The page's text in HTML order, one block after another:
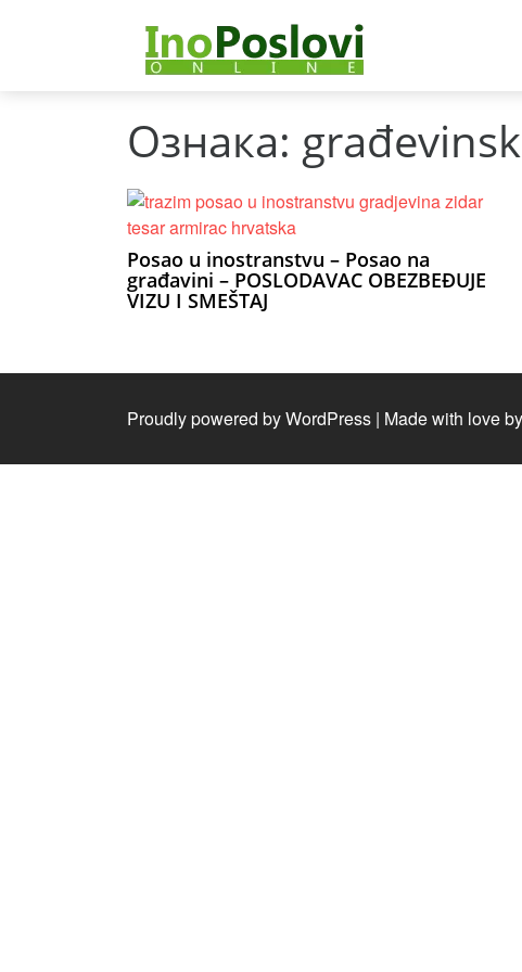
Ознака:
Posao u inostranstvu – Posao na
građavini – POSLODAVAC OBEZBEĐUJE
VIZU I SMEŠTAJ
Proudly powered by WordPress | Made with love by